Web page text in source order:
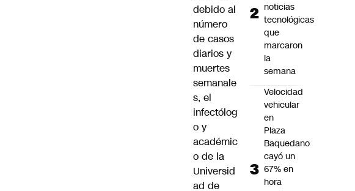
debido al
número
de casos
diarios y
muertes
semanale
s, el
infectólog
o y
académic
o de la
Universid
ad de
noticias
tecnológicas
que
marcaron
la
semana
Velocidad
vehicular
en
Plaza
Baquedano
cayó un
67% en
hora